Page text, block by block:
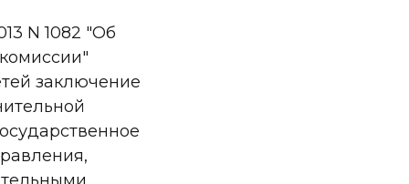
N 1082 "Об
заключение